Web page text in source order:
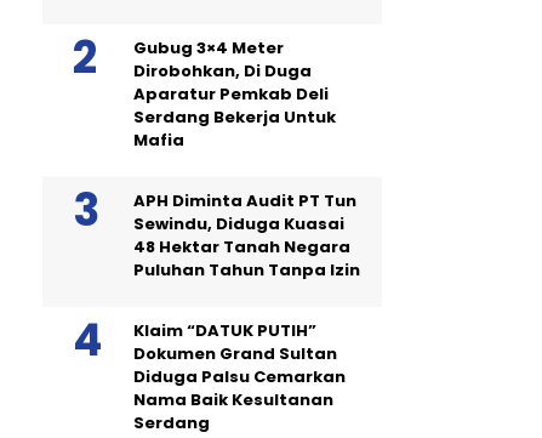
Gubug 3×4 Meter
Dirobohkan, Di Duga
Aparatur Pemkab Deli
Serdang Bekerja Untuk
Mafia
APH Diminta Audit PT Tun
Sewindu, Diduga Kuasai
48 Hektar Tanah Negara
Puluhan Tahun Tanpa Izin
Klaim “DATUK PUTIH”
Dokumen Grand Sultan
Diduga Palsu Cemarkan
Nama Baik Kesultanan
Serdang